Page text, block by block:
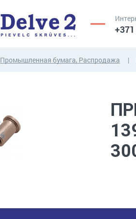
Промышленная бумага, Распродажа